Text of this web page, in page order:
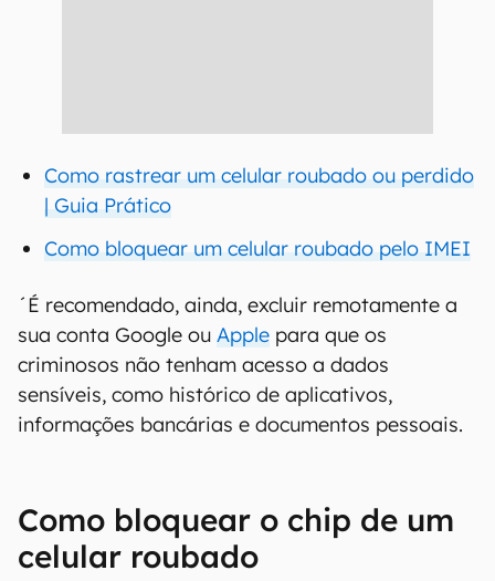
Como rastrear um celular roubado ou perdido
| Guia Prático
Como bloquear um celular roubado pelo IMEI
´É recomendado, ainda, excluir remotamente a
sua conta Google ou Apple para que os
criminosos não tenham acesso a dados
sensíveis, como histórico de aplicativos,
informações bancárias e documentos pessoais.
Como bloquear o chip de um
celular roubado